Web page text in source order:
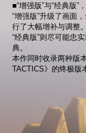
■“增强版”与“经典版”
“增强版”升级了画面
行了大幅增补与调整。
“经典版”则尽可能忠
典。
本作同时收录两种版
TACTICS》的终极版